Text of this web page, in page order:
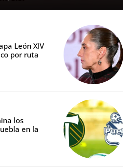
León XIV
por ruta
los
en la